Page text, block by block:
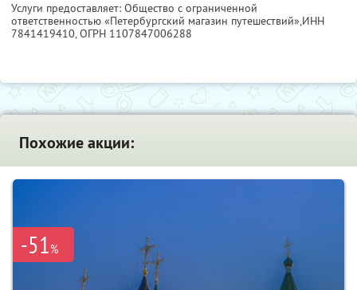
Услуги предоставляет: Общество с ограниченной
ответственностью «Петербургский магазин путешествий»,ИНН
7841419410, ОГРН 1107847006288
Похожие акции:
-51%